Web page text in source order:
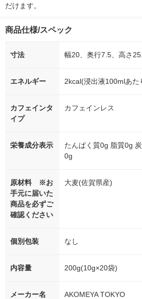
だけます。
商品仕様/スペック
寸法 幅20、奥行7.5、高さ
エネルギー 2kcal(浸出液100mlあた
カフェインタ
イプ
カフェインレス
栄養成分表示
たんぱく質0g 脂質0g
0g
原材料 ※お
手元に届いた
商品を必ずご
確認ください
大麦(佐賀県産)
個別包装 なし
内容量 200g(10g×20袋)
メーカー名 AKOMEYA TOKYO